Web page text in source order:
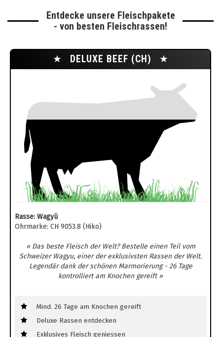
Entdecke unsere Fleischpakete
- von besten Fleischrassen!
★ DELUXE BEEF (CH) ★
Rasse: Wagyū
Ohrmarke: CH 9053.8 (Hiko)
« Das beste Fleisch der Welt? Bestelle einen Teil vom
Schweizer Wagyu, einer der exklusivsten Rassen der Welt.
Legendär dank der schönen Marmorierung - 26 Tage
kontrolliert am Knochen gereift »
Mind. 26 Tage am Knochen gereift
Deluxe Rassen entdecken
Exklusives Fleisch geniessen